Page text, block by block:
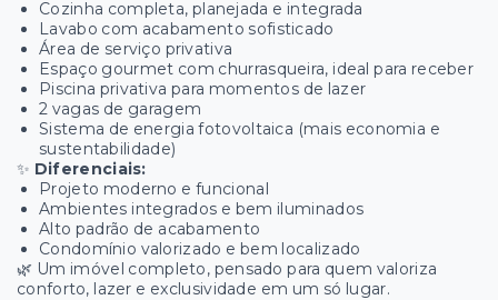
Cozinha completa, planejada e integrada
Lavabo com acabamento sofisticado
Área de serviço privativa
Espaço gourmet com churrasqueira, ideal para receber
Piscina privativa para momentos de lazer
2 vagas de garagem
Sistema de energia fotovoltaica (mais economia e
sustentabilidade)
✨ Diferenciais:
Projeto moderno e funcional
Ambientes integrados e bem iluminados
Alto padrão de acabamento
Condomínio valorizado e bem localizado
🌿 Um imóvel completo, pensado para quem valoriza
conforto, lazer e exclusividade em um só lugar.